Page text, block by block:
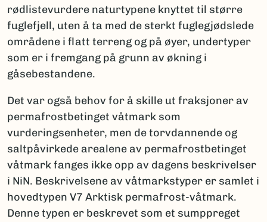
rødlistevurdere naturtypene knyttet til større
fuglefjell, uten å ta med de sterkt fuglegjødslede
områdene i flatt terreng og på øyer, undertyper
som er i fremgang på grunn av økning i
gåsebestandene.
Det var også behov for å skille ut fraksjoner av
permafrostbetinget våtmark som
vurderingsenheter, men de torvdannende og
saltpåvirkede arealene av permafrostbetinget
våtmark fanges ikke opp av dagens beskrivelser
i NiN. Beskrivelsene av våtmarkstyper er samlet i
hovedtypen V7 Arktisk permafrost-våtmark.
Denne typen er beskrevet som et sumppreget